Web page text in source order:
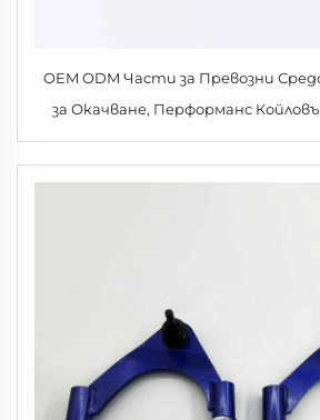
OEM ODM Части за Превозни
за Окачване, Перформанс
Амортисьори